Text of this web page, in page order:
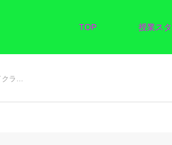
TOP 授業ス
クラ…